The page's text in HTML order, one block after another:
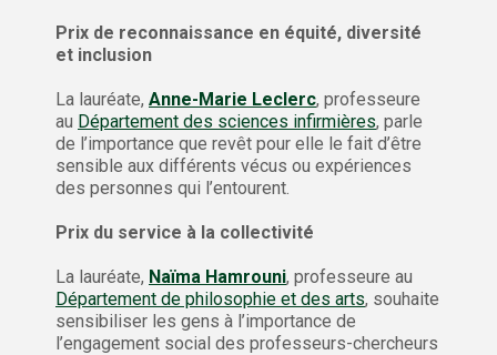
Prix de reconnaissance en équité, diversité
et inclusion
La lauréate, Anne-Marie Leclerc, professeure
au Département des sciences infirmières, parle
de l’importance que revêt pour elle le fait d’être
sensible aux différents vécus ou expériences
des personnes qui l’entourent.
Prix du service à la collectivité
La lauréate, Naïma Hamrouni, professeure au
Département de philosophie et des arts, souhaite
sensibiliser les gens à l’importance de
l’engagement social des professeurs-chercheurs